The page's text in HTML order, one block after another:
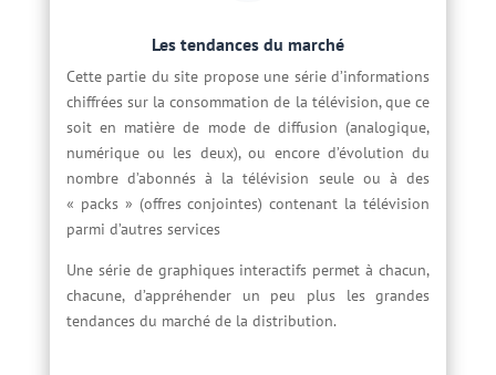
Les tendances du marché
Cette partie du site propose une série d’informations
chiffrées sur la consommation de la télévision, que ce
soit en matière de mode de diffusion (analogique,
numérique ou les deux), ou encore d’évolution du
nombre d’abonnés à la télévision seule ou à des
« packs » (offres conjointes) contenant la télévision
parmi d’autres services
Une série de graphiques interactifs permet à chacun,
chacune, d’appréhender un peu plus les grandes
tendances du marché de la distribution.